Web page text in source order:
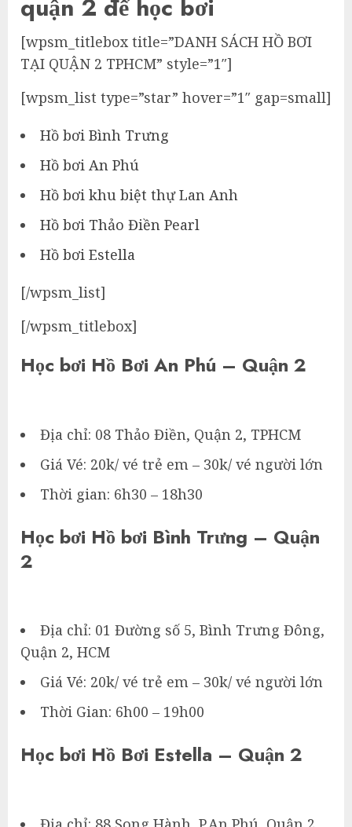
quận 2 để học bơi
[wpsm_titlebox title=”DANH SÁCH HỒ BƠI
TẠI QUẬN 2 TPHCM” style=”1″]
[wpsm_list type=”star” hover=”1″ gap=small]
Hồ bơi Bình Trưng
Hồ bơi An Phú
Hồ bơi khu biệt thự Lan Anh
Hồ bơi Thảo Điền Pearl
Hồ bơi Estella
[/wpsm_list]
[/wpsm_titlebox]
Học bơi Hồ Bơi An Phú – Quận 2
Địa chỉ: 08 Thảo Điền, Quận 2, TPHCM
Giá Vé: 20k/ vé trẻ em – 30k/ vé người lớn
Thời gian: 6h30 – 18h30
Học bơi Hồ bơi Bình Trưng – Quận
2
Địa chỉ: 01 Đường số 5, Bình Trưng Đông,
Quận 2, HCM
Giá Vé: 20k/ vé trẻ em – 30k/ vé người lớn
Thời Gian: 6h00 – 19h00
Học bơi Hồ Bơi Estella – Quận 2